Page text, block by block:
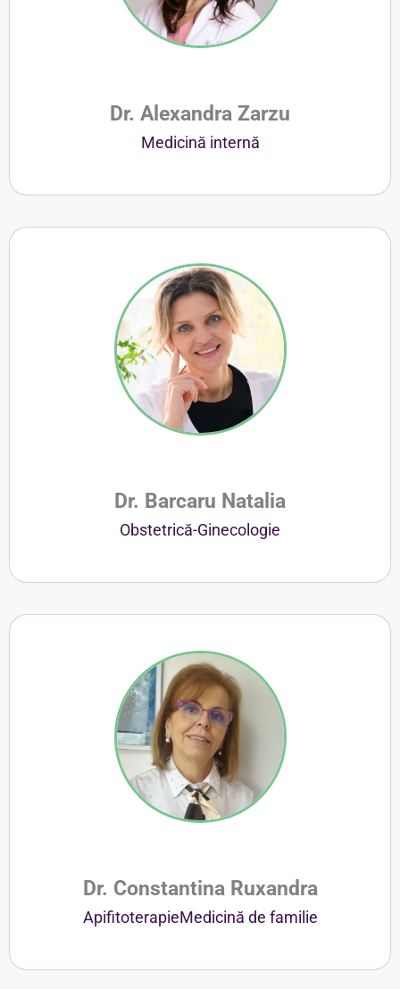
Dr. Alexandra Zarzu
Medicină internă
Dr. Barcaru Natalia
Obstetrică-Ginecologie
Dr. Constantina Ruxandra
ApifitoterapieMedicină de familie